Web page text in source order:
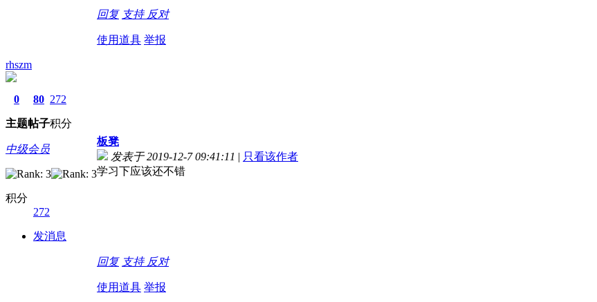
回复 支持 反对
使用道具 举报
rhszm
0
主题
80
帖子
272
积分
中级会员
积分
272
发消息
板凳
发表于 2019-12-7 09:41:11 | 只看该作者
学习下应该还不错
回复 支持 反对
使用道具 举报